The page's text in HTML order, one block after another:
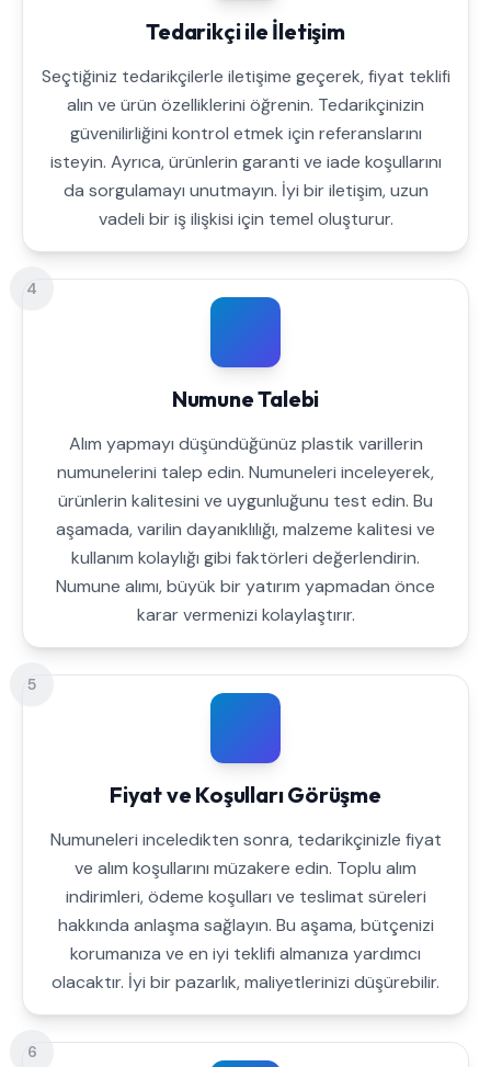
Tedarikçi ile İletişim
Seçtiğiniz tedarikçilerle iletişime geçerek, fiyat teklifi
alın ve ürün özelliklerini öğrenin. Tedarikçinizin
güvenilirliğini kontrol etmek için referanslarını
isteyin. Ayrıca, ürünlerin garanti ve iade koşullarını
da sorgulamayı unutmayın. İyi bir iletişim, uzun
vadeli bir iş ilişkisi için temel oluşturur.
4
Numune Talebi
Alım yapmayı düşündüğünüz plastik varillerin
numunelerini talep edin. Numuneleri inceleyerek,
ürünlerin kalitesini ve uygunluğunu test edin. Bu
aşamada, varilin dayanıklılığı, malzeme kalitesi ve
kullanım kolaylığı gibi faktörleri değerlendirin.
Numune alımı, büyük bir yatırım yapmadan önce
karar vermenizi kolaylaştırır.
5
Fiyat ve Koşulları Görüşme
Numuneleri inceledikten sonra, tedarikçinizle fiyat
ve alım koşullarını müzakere edin. Toplu alım
indirimleri, ödeme koşulları ve teslimat süreleri
hakkında anlaşma sağlayın. Bu aşama, bütçenizi
korumanıza ve en iyi teklifi almanıza yardımcı
olacaktır. İyi bir pazarlık, maliyetlerinizi düşürebilir.
6